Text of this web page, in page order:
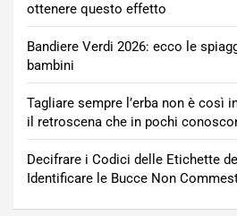
ottenere questo effetto
Bandiere Verdi 2026: ecco le
bambini
Tagliare sempre l’erba non è così
il retroscena che in pochi
Decifrare i Codici delle Etichette
Identificare le Bucce Non